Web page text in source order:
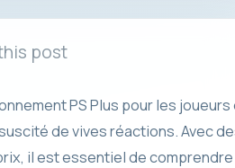
post
PS Plus pour les joueurs
de vives réactions. Avec
il est essentiel de comprendre